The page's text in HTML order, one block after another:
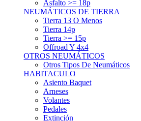
Tierra 13 O Menos
Tierra 14p
Tierra >= 15p
Offroad Y 4x4
OTROS NEUMÁTICOS
Otros Tipos De Neumáticos
HABITACULO
Asiento Baquet
Arneses
Volantes
Pedales
Extinción
Resto De Accesorios